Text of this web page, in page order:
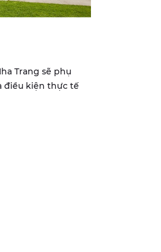
Trang sẽ phụ
điều kiện thực tế